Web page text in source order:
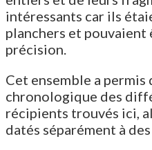
intéressants car ils
planchers et pouvaient
précision.
Cet ensemble a
chronologique des
récipients trouvés ici,
datés séparément à